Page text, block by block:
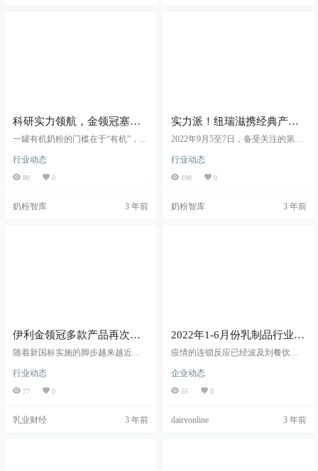
科研实力领航，金领冠塞纳
牧新国标产品成就中国有机
一罐有机奶粉的门槛在于“有机”，包
产、有机追溯以及有机认证等，而
有机奶粉的发展在于配方的差异
我国新国标，升级后的金领冠塞纳
行业动态
80 0
奶粉智库 3 年前
实力派！纽瑞滋携经典产品
亮相2022中国奶业大会
2022年9月5至7日，备受关注的第十
0强峰会暨2022中国奶业展览会三大
行业盛会同步在山东济南举办，众
行业动态
190 0
奶粉智库 3 年前
伊利金领冠多款产品再次通
过新国标注册，实力领航“新
随着新国标实施的脚步越来越近，
为始终注重“产品研发”和“配方科研”
硬实力的中国奶粉品牌，伊利金领
领冠再次抢占市场先机，成为目前
行业动态
77 0
乳业财经 3 年前
2022年1-6月份乳制品行业新
品采集情况分析
疫情的连锁反应已经波及到餐饮行
向可持续性和更健康产品的转变，
免疫和便利性被认为是主要关注的
行业最重要的发展。业内专家表
企业动态
55 0
dairyonline 3 年前